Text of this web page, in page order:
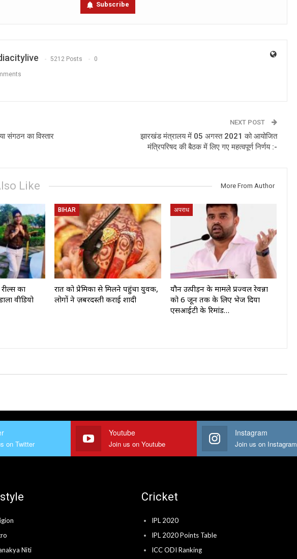
Subscribe
5212 Posts 0
संगठन का विस्तार
NEXT POST
झारखंड मंत्रालय में 05 अगस्त 2021 को आयोजित
मंत्रिपरिषद की बैठक में लिए गए महत्वपूर्ण निर्णय :-
Like More From Author
का
वीडियो
BIHAR
रात को प्रेमिका से मिलने पहुंचा युवक,
लोगों ने ज़बरदस्ती कराई शादी
अपराध
यौन उत्पीड़न के मामले प्रज्वल रेवन्ना
को 6 जून तक के लिए भेज दिया
एसआईटी के रिमांड…
on Twitter
Youtube
Join us on Youtube
Instagram
Join us on Instagram
Niti
Cricket
IPL 2020
IPL 2020 Points Table
ICC ODI Ranking